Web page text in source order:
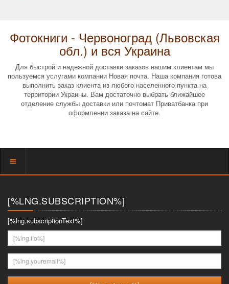
Фотокниги - Червоноград (Львовская
обл.) и вся Украина
Для быстрой и надежной доставки заказов нашим клиентам мы
пользуемся услугами компании Новая почта. Наша компания готова
выполнить заказ клиента из любого населенного пункта на
территории Украины. Вам достаточно выбрать ближайшее
отделение службы доставки или почтомат Приватбанка при
оформлении заказа на сайте.
Показать
[%LNG.SUBSCRIPTION%]
[%lng.subscriptionText%]
[%lng.fio%]
[%lng.youremail%]